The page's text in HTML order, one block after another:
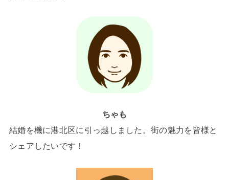
ちゃも
結婚を機に港北区に引っ越しました。街の魅力を皆様と
シェアしたいです！